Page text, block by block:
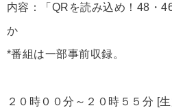
内容：「QRを読み込め！48・
か
*番組は一部事前収録。
２０時００分～２０時５５分 [